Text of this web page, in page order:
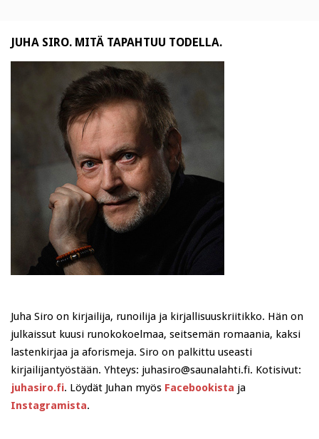
JUHA SIRO. MITÄ TAPAHTUU TODELLA.
Juha Siro on kirjailija, runoilija ja kirjallisuuskriitikko. Hän on
julkaissut kuusi runokokoelmaa, seitsemän romaania, kaksi
lastenkirjaa ja aforismeja. Siro on palkittu useasti
kirjailijantyöstään. Yhteys: juhasiro@saunalahti.fi. Kotisivut:
juhasiro.fi. Löydät Juhan myös Facebookista ja
Instagramista.